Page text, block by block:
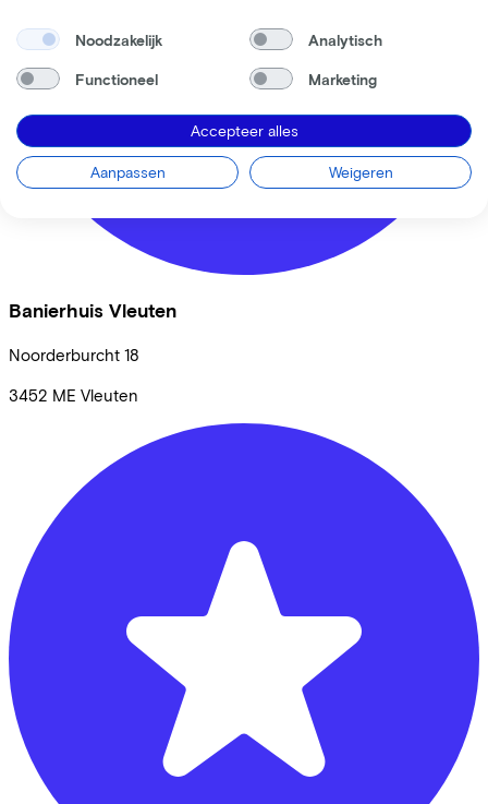
Banierhuis Vleuten
Noorderburcht 18
3452 ME Vleuten
Noodzakelijk Analytisch
Functioneel Marketing
Accepteer alles
Aanpassen Weigeren